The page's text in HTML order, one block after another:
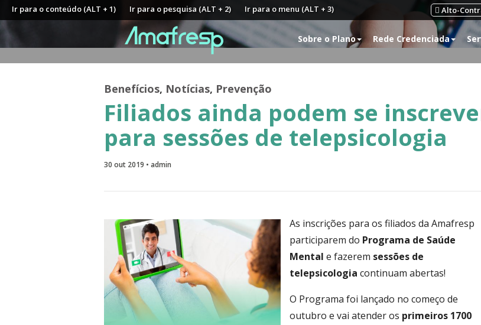
Ir para o conteúdo (ALT + 1) Ir para o pesquisa (ALT + 2) Ir para o menu (ALT + 3) Alto-
Sobre o Plano Rede Credenciada
Benefícios, Notícias, Prevenção
Filiados ainda podem se
para sessões de telepsicologia
30 out 2019 • admin
As inscrições para os filiados da Amafresp
participarem do Programa de Saúde
Mental e fazerem sessões de
telepsicologia continuam abertas!
O Programa foi lançado no começo de
outubro e vai atender os primeiros 1700